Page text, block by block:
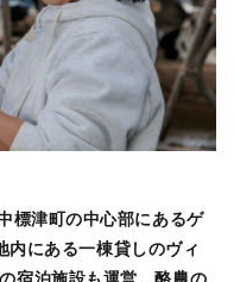
標津町の中心部にあるゲ
にある一棟貸しのヴィ